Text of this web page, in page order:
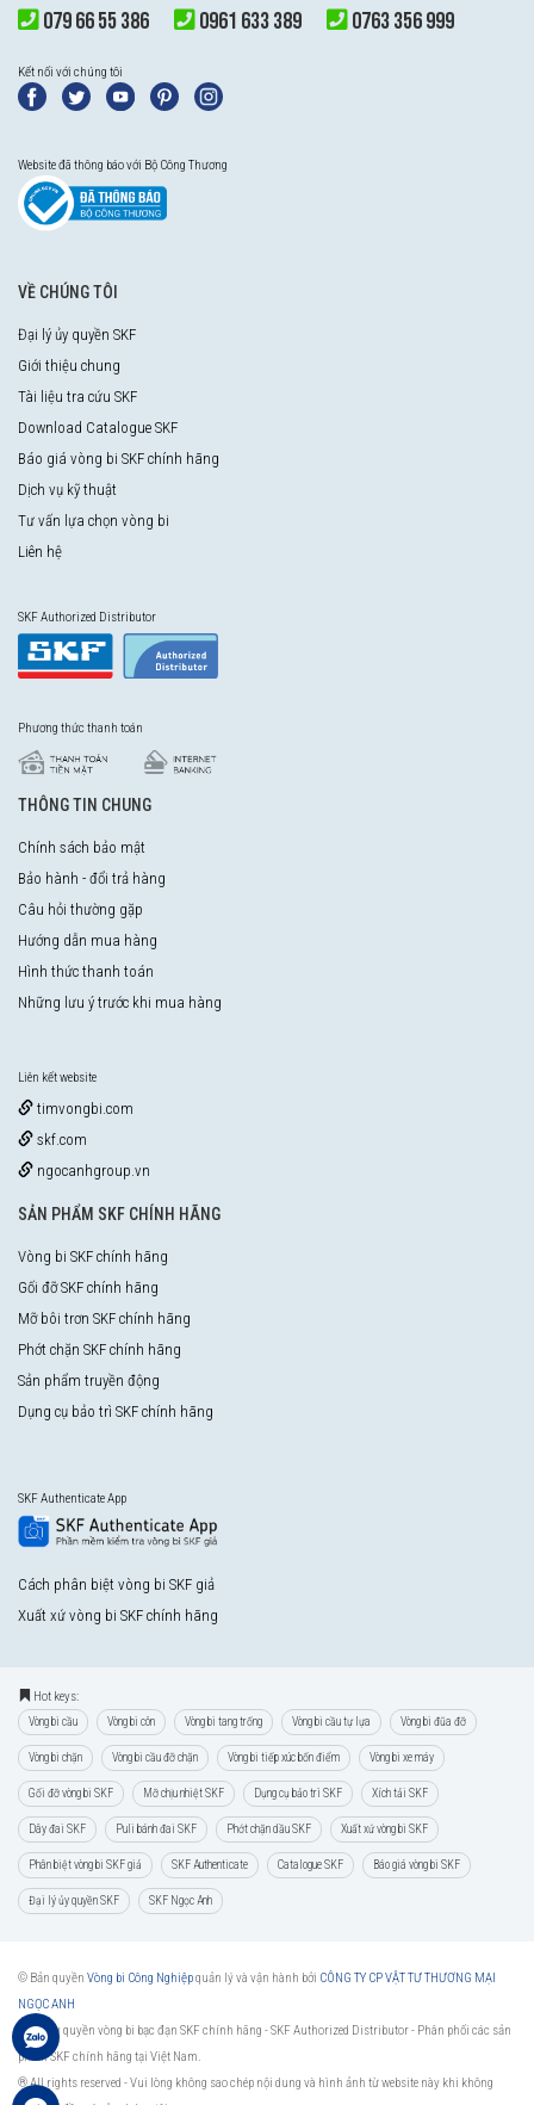
079 66 55 386 0961 633 389 0763 356 999
Kết nối với chúng tôi
Website đã thông báo với Bộ Công Thương
VỀ CHÚNG TÔI
Đại lý ủy quyền SKF
Giới thiệu chung
Tài liệu tra cứu SKF
Download Catalogue SKF
Báo giá vòng bi SKF chính hãng
Dịch vụ kỹ thuật
Tư vấn lựa chọn vòng bi
Liên hệ
SKF Authorized Distributor
Phương thức thanh toán
THÔNG TIN CHUNG
Chính sách bảo mật
Bảo hành - đổi trả hàng
Câu hỏi thường gặp
Hướng dẫn mua hàng
Hình thức thanh toán
Những lưu ý trước khi mua hàng
Liên kết website
timvongbi.com
skf.com
ngocanhgroup.vn
SẢN PHẨM SKF CHÍNH HÃNG
Vòng bi SKF chính hãng
Gối đỡ SKF chính hãng
Mỡ bôi trơn SKF chính hãng
Phớt chặn SKF chính hãng
Sản phẩm truyền động
Dụng cụ bảo trì SKF chính hãng
SKF Authenticate App
Cách phân biệt vòng bi SKF giả
Xuất xứ vòng bi SKF chính hãng
Hot keys:
Vòng bi cầu Vòng bi côn Vòng bi tang trống Vòng bi cầu tự lựa Vòng bi đũa đỡ
Vòng bi chặn Vòng bi cầu đỡ chặn Vòng bi tiếp xúc bốn điểm Vòng bi xe máy
Gối đỡ vòng bi SKF Mỡ chịu nhiệt SKF Dụng cụ bảo trì SKF Xích tải SKF
Dây đai SKF Puli bánh đai SKF Phớt chặn dầu SKF Xuất xứ vòng bi SKF
Phân biệt vòng bi SKF giả SKF Authenticate Catalogue SKF Báo giá vòng bi SKF
Đại lý ủy quyền SKF SKF Ngọc Anh
© Bản quyền Vòng bi Công Nghiệpquản lý và vận hành bởi CÔNG TY CP VẬT TƯ THƯƠNG MẠI
NGỌC ANH
Đại lý ủy quyền vòng bi bạc đạn SKF chính hãng -SKF Authorized Distributor- Phân phối các sản
phẩm SKF chính hãng tại Việt Nam.
® All rights reserved - Vui lòng không sao chép nội dung và hình ảnh từ website này khi không